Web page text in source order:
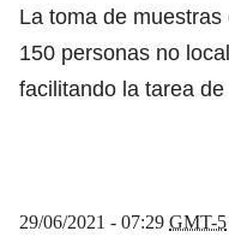
La toma de
150 personas no
facilitando la tarea
29/06/2021 - 07:29 GMT-5